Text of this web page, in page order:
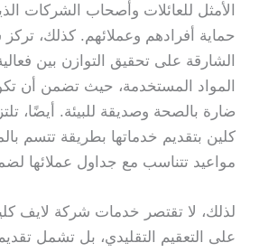
الأمثل للعائلات وأصحاب الشركات
حماية أفرادهم وعملائهم. كذلك،
الشارقة على تحقيق التوازن بين
المواد المستخدمة، حيث تضمن أن
ضارة بالصحة وصديقة للبيئة. أيضًا،
كلين بتقديم خدماتها بطريقة تتسم
مواعيد تتناسب مع جداول عملائها
لذلك، لا تقتصر خدمات شركة لايف
على التعقيم التقليدي، بل تشمل